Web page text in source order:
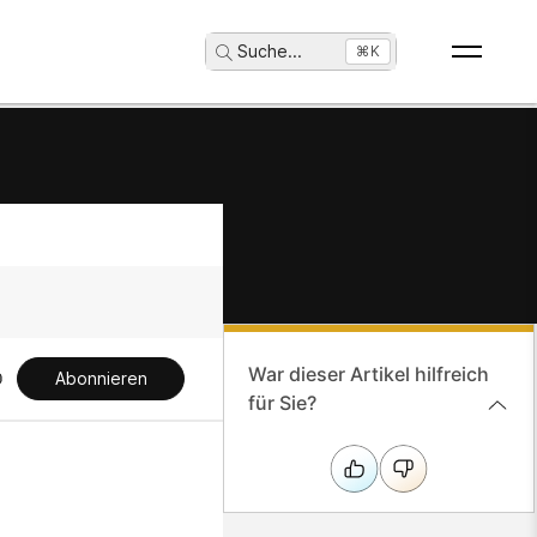
Suche... ⌘K
Abonnieren
War dieser Artikel hilfreich
für Sie?